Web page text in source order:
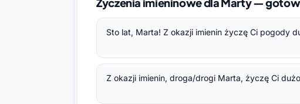
Sto lat, Marta! Z okazji imienin życzę Ci pogody
Z okazji imienin, droga/drogi Marta, życzę Ci